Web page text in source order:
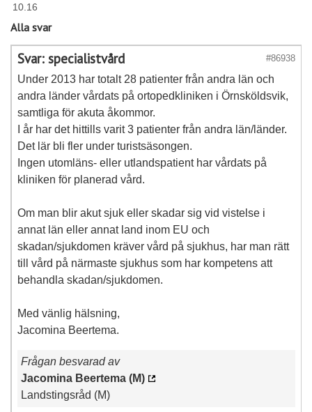
10.16
Alla svar
#86938
Svar: specialistvård
Under 2013 har totalt 28 patienter från andra län och
andra länder vårdats på ortopedkliniken i Örnsköldsvik,
samtliga för akuta åkommor.
I år har det hittills varit 3 patienter från andra län/länder.
Det lär bli fler under turistsäsongen.
Ingen utomläns- eller utlandspatient har vårdats på
kliniken för planerad vård.
Om man blir akut sjuk eller skadar sig vid vistelse i
annat län eller annat land inom EU och
skadan/sjukdomen kräver vård på sjukhus, har man rätt
till vård på närmaste sjukhus som har kompetens att
behandla skadan/sjukdomen.
Med vänlig hälsning,
Jacomina Beertema.
Frågan besvarad av
Jacomina Beertema (M)
Landstingsråd (M)